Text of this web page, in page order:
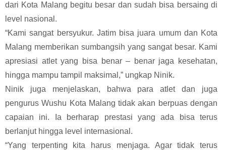
dari Kota Malang begitu besar dan sudah bisa bersaing di
level nasional.
“Kami sangat bersyukur. Jatim bisa juara umum dan Kota
Malang memberikan sumbangsih yang sangat besar. Kami
apresiasi atlet yang bisa benar – benar jaga kesehatan,
hingga mampu tampil maksimal,” ungkap Ninik.
Ninik juga menjelaskan, bahwa para atlet dan juga
pengurus Wushu Kota Malang tidak akan berpuas dengan
capaian ini. Ia berharap prestasi yang ada bisa terus
berlanjut hingga level internasional.
“Yang terpenting kita harus menjaga. Agar tidak terus